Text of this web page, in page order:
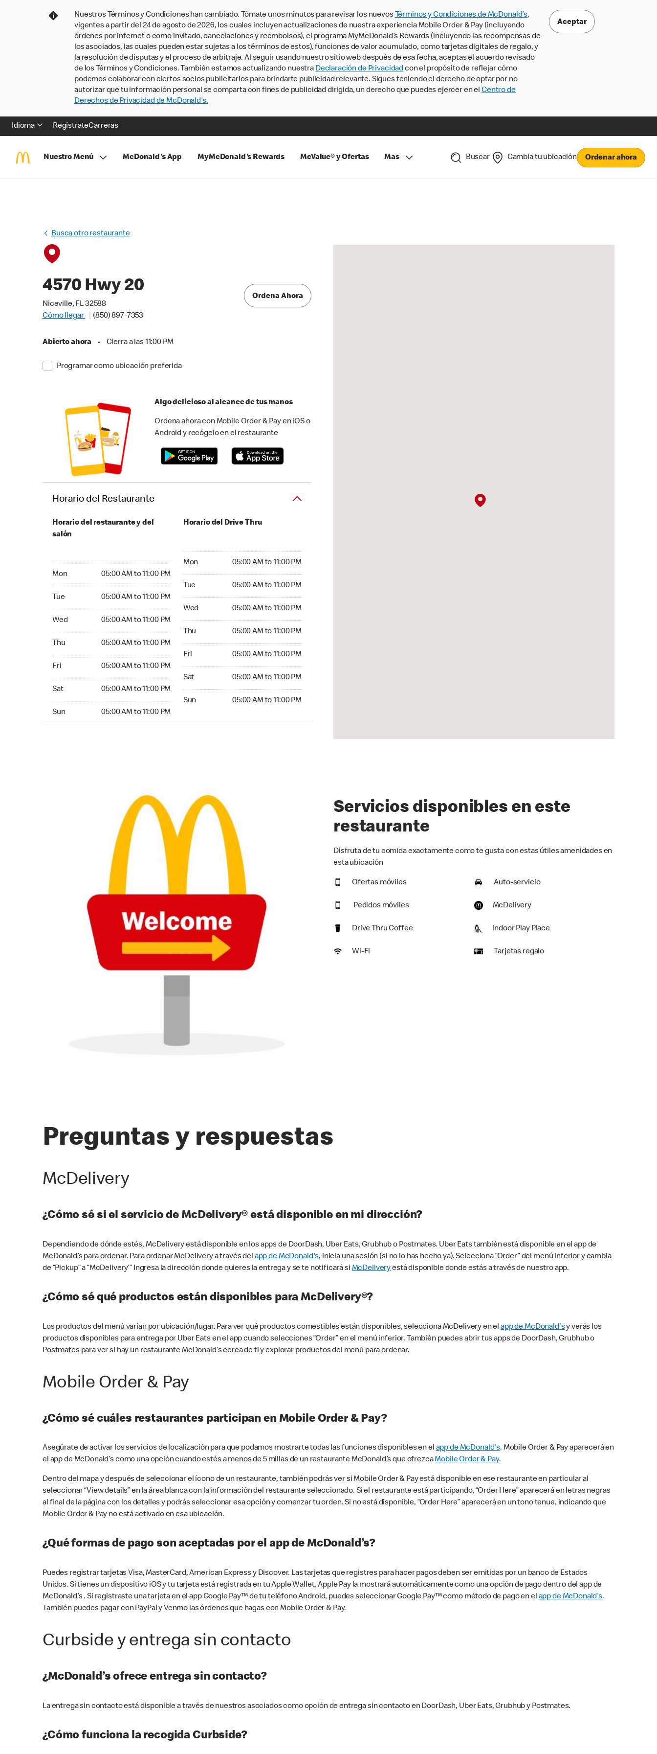
Nuestros Términos y Condiciones han cambiado. Tómate unos minutos para revisar los nuevos Términos y Condiciones de McDonald’s,
vigentes a partir del 24 de agosto de 2026, los cuales incluyen actualizaciones de nuestra experiencia Mobile Order & Pay (incluyendo
órdenes por internet o como invitado, cancelaciones y reembolsos), el programa MyMcDonald’s Rewards (incluyendo las recompensas de
los asociados, las cuales pueden estar sujetas a los términos de estos), funciones de valor acumulado, como tarjetas digitales de regalo, y
la resolución de disputas y el proceso de arbitraje. Al seguir usando nuestro sitio web después de esa fecha, aceptas el acuerdo revisado
de los Términos y Condiciones. También estamos actualizando nuestra Declaración de Privacidadcon el propósito de reflejar cómo
podemos colaborar con ciertos socios publicitarios para brindarte publicidad relevante. Sigues teniendo el derecho de optar por no
autorizar que tu información personal se comparta con fines de publicidad dirigida, un derecho que puedes ejercer en el Centro de
Derechos de Privacidad de McDonald’s.
Aceptar
Idioma RegístrateCarreras
Nuestro Menú McDonald's App MyMcDonald's Rewards McValue® y Ofertas Mas Buscar Cambia tu ubicación Ordenar ahora
Busca otro restaurante
4570 Hwy 20
Niceville, FL 32588
Cómo llegar
(850) 897-7353
Abierto ahora • Cierra a las 11:00 PM
Programar como ubicación preferida
Ordena Ahora
Algo delicioso al alcance de tus manos
Ordena ahora con Mobile Order & Pay en iOS o
Android y recógelo en el restaurante
Horario del Restaurante
Horario del restaurante y del
salón
Mon 05:00 AM to 11:00 PM
Tue 05:00 AM to 11:00 PM
Wed 05:00 AM to 11:00 PM
Thu 05:00 AM to 11:00 PM
Fri 05:00 AM to 11:00 PM
Sat 05:00 AM to 11:00 PM
Sun 05:00 AM to 11:00 PM
Horario del Drive Thru
Mon 05:00 AM to 11:00 PM
Tue 05:00 AM to 11:00 PM
Wed 05:00 AM to 11:00 PM
Thu 05:00 AM to 11:00 PM
Fri 05:00 AM to 11:00 PM
Sat 05:00 AM to 11:00 PM
Sun 05:00 AM to 11:00 PM
Servicios disponibles en este
restaurante
Disfruta de tu comida exactamente como te gusta con estas útiles amenidades en
esta ubicación
Ofertas móviles Auto-servicio
Pedidos móviles McDelivery
Drive Thru Coffee Indoor Play Place
Wi-Fi Tarjetas regalo
Preguntas y respuestas
McDelivery
¿Cómo sé si el servicio de McDelivery® está disponible en mi dirección?
Dependiendo de dónde estés, McDelivery está disponible en los apps de DoorDash, Uber Eats, Grubhub o Postmates. Uber Eats también está disponible en el app de
McDonald’s para ordenar. Para ordenar McDelivery a través del app de McDonald's, inicia una sesión (si no lo has hecho ya). Selecciona “Order” del menú inferior y cambia
de “Pickup” a “McDelivery’” Ingresa la dirección donde quieres la entrega y se te notificará si McDeliveryestá disponible donde estás a través de nuestro app.
¿Cómo sé qué productos están disponibles para McDelivery®?
Los productos del menú varían por ubicación/lugar. Para ver qué productos comestibles están disponibles, selecciona McDelivery en elapp de McDonald'sy verás los
productos disponibles para entrega por Uber Eats en el app cuando selecciones “Order” en el menú inferior. También puedes abrir tus apps de DoorDash, Grubhub o
Postmates para ver si hay un restaurante McDonald’s cerca de ti y explorar productos del menú para ordenar.
Mobile Order & Pay
¿Cómo sé cuáles restaurantes participan en Mobile Order & Pay?
Asegúrate de activar los servicios de localización para que podamos mostrarte todas las funciones disponibles en elapp de McDonald's. Mobile Order & Pay aparecerá en
el app de McDonald’s como una opción cuando estés a menos de 5 millas de un restaurante McDonald’s que ofrezcaMobile Order & Pay.
Dentro del mapa y después de seleccionar el ícono de un restaurante, también podrás ver si Mobile Order & Pay está disponible en ese restaurante en particular al
seleccionar “View details” en la área blanca con la información del restaurante seleccionado. Si el restaurante está participando, “Order Here” aparecerá en letras negras
al final de la página con los detalles y podrás seleccionar esa opción y comenzar tu orden. Si no está disponible, “Order Here” aparecerá en un tono tenue, indicando que
Mobile Order & Pay no está activado en esa ubicación.
¿Qué formas de pago son aceptadas por el app de McDonald’s?
Puedes registrar tarjetas Visa, MasterCard, American Express y Discover. Las tarjetas que registres para hacer pagos deben ser emitidas por un banco de Estados
Unidos. Si tienes un dispositivo iOS y tu tarjeta está registrada en tu Apple Wallet, Apple Pay la mostrará automáticamente como una opción de pago dentro del app de
McDonald’s . Si registraste una tarjeta en el app Google Pay™ de tu teléfono Android, puedes seleccionar Google Pay™ como método de pago en elapp de McDonald’s.
También puedes pagar con PayPal y Venmo las órdenes que hagas con Mobile Order & Pay.
Curbside y entrega sin contacto
¿McDonald’s ofrece entrega sin contacto?
La entrega sin contacto está disponible a través de nuestros asociados como opción de entrega sin contacto en DoorDash, Uber Eats, Grubhub y Postmates.
¿Cómo funciona la recogida Curbside?